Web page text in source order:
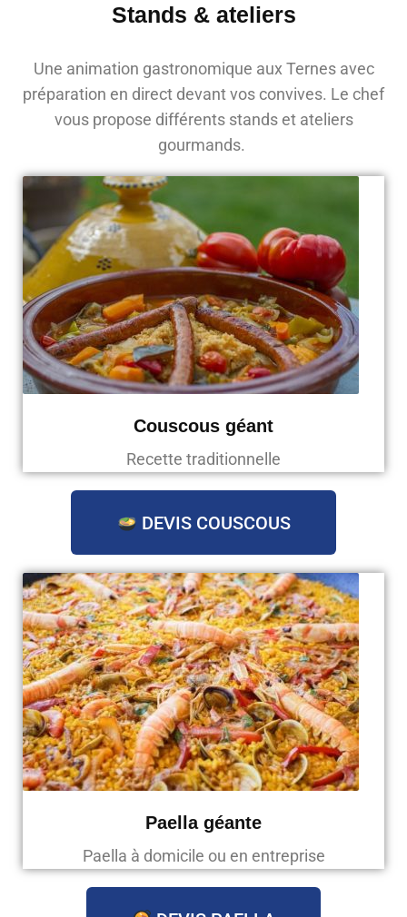
Stands & ateliers
Une animation gastronomique aux Ternes avec
préparation en direct devant vos convives. Le chef
vous propose différents stands et ateliers
gourmands.
Couscous géant
Recette traditionnelle
DEVIS COUSCOUS
Paella géante
Paella à domicile ou en entreprise